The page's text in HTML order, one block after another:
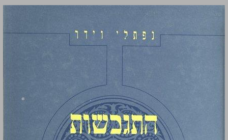
התגבשות נוסח התפילה במזרח ובמערב כרך ראשון ... 0